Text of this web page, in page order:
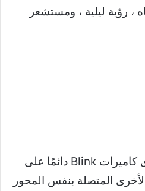
، رؤية ليلية ، ومستشعر
ستؤثر إعدادات إحدى كاميرات Blink دائمًا على
المتصلة بنفس المحور